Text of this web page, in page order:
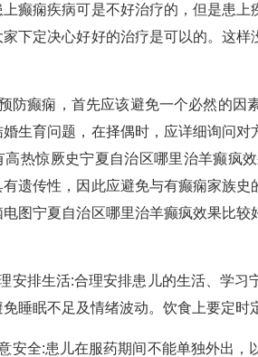
上癫痫疾病可是不好治疗的，但是患
下定决心好好的治疗是可以的。这
癫痫，首先应该避免一个必然的因
生育问题，在择偶时，应详细询问
高热惊厥史宁夏自治区哪里治羊癫疯
遗传性，因此应避免与有癫痫家族
图宁夏自治区哪里治羊癫疯效果比
排生活:合理安排患儿的生活、学习
睡眠不足及情绪波动。饮食上要定时
全:患儿在服药期间不能单独外出，